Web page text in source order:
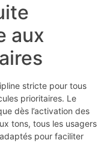
aux
stricte pour tous
prioritaires. Le
dès l’activation des
tons, tous les usagers
pour faciliter